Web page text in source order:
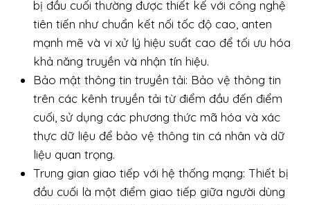
bị đầu cuối thường được thiết kế với công nghệ
tiên tiến như chuẩn kết nối tốc độ cao, anten
mạnh mẽ và vi xử lý hiệu suất cao để tối ưu hóa
khả năng truyền và nhận tín hiệu.
Bảo mật thông tin truyền tải: Bảo vệ thông tin
trên các kênh truyền tải từ điểm đầu đến điểm
cuối, sử dụng các phương thức mã hóa và xác
thực dữ liệu để bảo vệ thông tin cá nhân và dữ
liệu quan trọng.
Trung gian giao tiếp với hệ thống mạng: Thiết bị
đầu cuối là một điểm giao tiếp giữa người dùng